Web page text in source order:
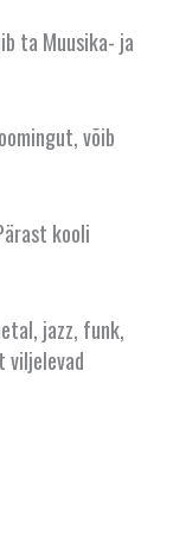
ta Muusika- ja
võib
kooli
jazz, funk,
viljelevad